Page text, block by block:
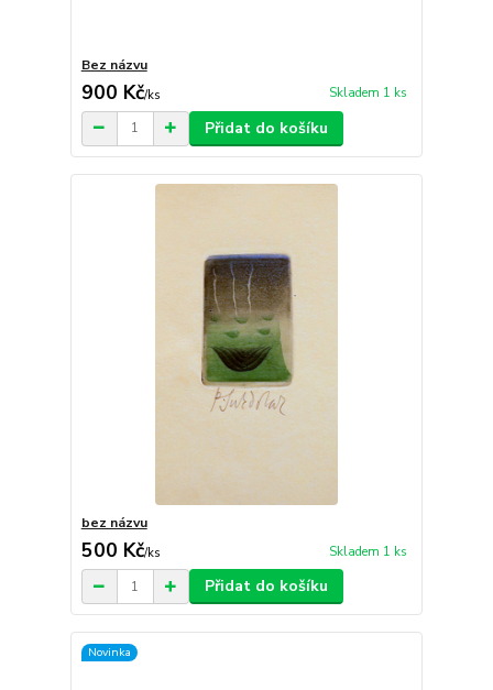
Bez názvu
900 Kč/ks Skladem 1 ks
Přidat do košíku
bez názvu
500 Kč/ks Skladem 1 ks
Přidat do košíku
Novinka